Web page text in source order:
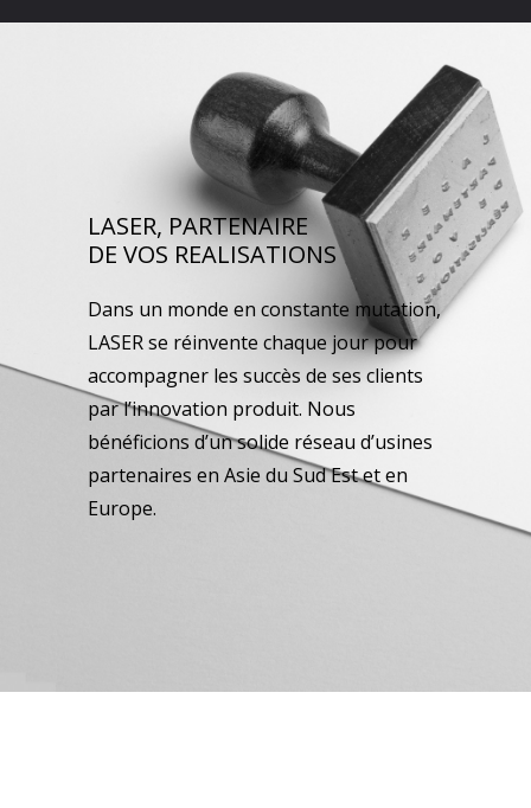
LASER, PARTENAIRE
DE VOS REALISATIONS
Dans un monde en constante mutation,
LASER se réinvente chaque jour pour
accompagner les succès de ses clients
par l’innovation produit. Nous
bénéficions d’un solide réseau d’usines
partenaires en Asie du Sud Est et en
Europe.